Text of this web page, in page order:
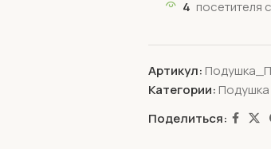
4 посетителя
Артикул:
Категории: Подушка
Поделиться: